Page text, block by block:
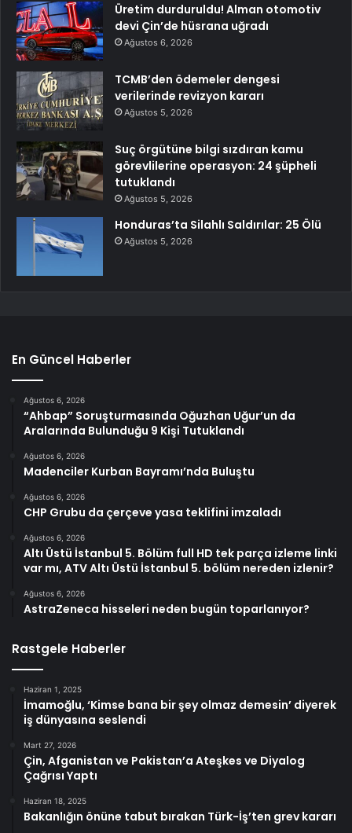
Üretim durduruldu! Alman otomotiv
devi Çin’de hüsrana uğradı
Ağustos 6, 2026
TCMB’den ödemeler dengesi
verilerinde revizyon kararı
Ağustos 5, 2026
Suç örgütüne bilgi sızdıran kamu
görevlilerine operasyon: 24 şüpheli
tutuklandı
Ağustos 5, 2026
Honduras’ta Silahlı Saldırılar: 25 Ölü
Ağustos 5, 2026
En Güncel Haberler
Ağustos 6, 2026
“Ahbap” Soruşturmasında Oğuzhan Uğur’un da
Aralarında Bulunduğu 9 Kişi Tutuklandı
Ağustos 6, 2026
Madenciler Kurban Bayramı’nda Buluştu
Ağustos 6, 2026
CHP Grubu da çerçeve yasa teklifini imzaladı
Ağustos 6, 2026
Altı Üstü İstanbul 5. Bölüm full HD tek parça izleme linki
var mı, ATV Altı Üstü İstanbul 5. bölüm nereden izlenir?
Ağustos 6, 2026
AstraZeneca hisseleri neden bugün toparlanıyor?
Rastgele Haberler
Haziran 1, 2025
İmamoğlu, ‘Kimse bana bir şey olmaz demesin’ diyerek
iş dünyasına seslendi
Mart 27, 2026
Çin, Afganistan ve Pakistan’a Ateşkes ve Diyalog
Çağrısı Yaptı
Haziran 18, 2025
Bakanlığın önüne tabut bırakan Türk-İş’ten grev kararı